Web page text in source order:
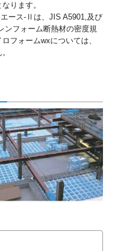
ります。
ース-Ⅱは、JIS A5901,及び
ンフォーム断熱材の密度規
フォームwxについては、